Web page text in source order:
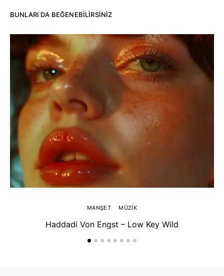
BUNLARI DA BEĞENEBILIRSINIZ
MANŞET MÜZIK
Haddadi Von Engst – Low Key Wild